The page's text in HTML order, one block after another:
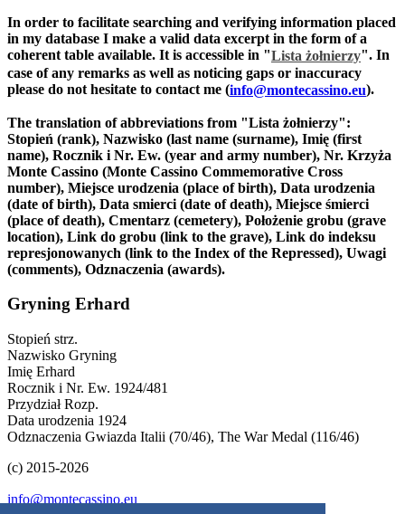
In order to facilitate searching and verifying information placed
in my database I make a valid data excerpt in the form of a
coherent table available. It is accessible in "Lista żołnierzy". In
case of any remarks as well as noticing gaps or inaccuracy
please do not hesitate to contact me (info@montecassino.eu).
The translation of abbreviations from "Lista żołnierzy":
Stopień (rank), Nazwisko (last name (surname), Imię (first
name), Rocznik i Nr. Ew. (year and army number), Nr. Krzyża
Monte Cassino (Monte Cassino Commemorative Cross
number), Miejsce urodzenia (place of birth), Data urodzenia
(date of birth), Data smierci (date of death), Miejsce śmierci
(place of death), Cmentarz (cemetery), Położenie grobu (grave
location), Link do grobu (link to the grave), Link do indeksu
represjonowanych (link to the Index of the Repressed), Uwagi
(comments), Odznaczenia (awards).
Gryning Erhard
Stopień strz.
Nazwisko Gryning
Imię Erhard
Rocznik i Nr. Ew. 1924/481
Przydział Rozp.
Data urodzenia 1924
Odznaczenia Gwiazda Italii (70/46), The War Medal (116/46)
(c) 2015-2026
info@montecassino.eu